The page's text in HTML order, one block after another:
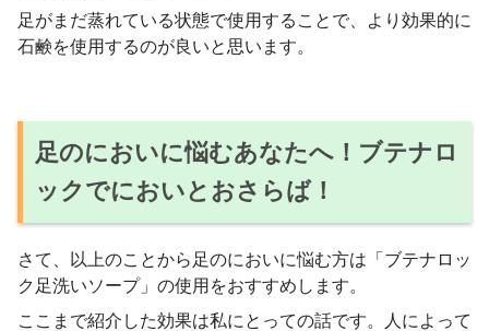
足がまだ蒸れている状態で使用することで、より効果的に
石鹸を使用するのが良いと思います。
足のにおいに悩むあなたへ！ブテナロ
ックでにおいとおさらば！
さて、以上のことから足のにおいに悩む方は「ブテナロッ
ク足洗いソープ」の使用をおすすめします。
ここまで紹介した効果は私にとっての話です。人によって